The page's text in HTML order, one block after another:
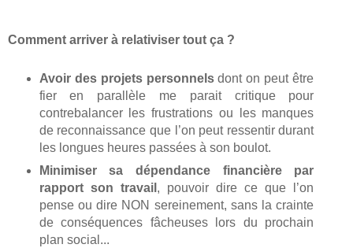
Comment arriver à relativiser tout ça ?
Avoir des projets personnelsdont on peut être
fier en parallèle me parait critique pour
contrebalancer les frustrations ou les manques
de reconnaissance que l’on peut ressentir durant
les longues heures passées à son boulot.
Minimiser sa dépendance financière par
rapport son travail , pouvoir dire ce que l’on
pense ou dire NON sereinement, sans la crainte
de conséquences fâcheuses lors du prochain
plan social...